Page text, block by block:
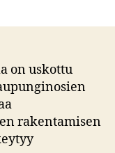
on uskottu
rakentamisen